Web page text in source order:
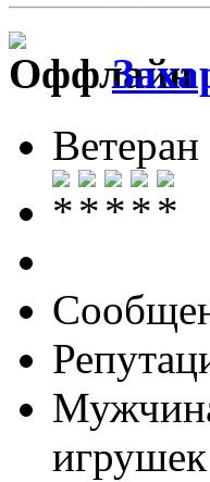
Ветеран
игрушек